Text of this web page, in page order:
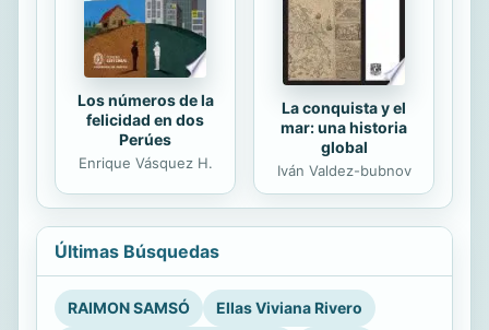
Los números de la
felicidad en dos
Perúes
Enrique Vásquez H.
La conquista y el
mar: una historia
global
Iván Valdez-bubnov
Últimas Búsquedas
RAIMON SAMSÓ
Ellas Viviana Rivero